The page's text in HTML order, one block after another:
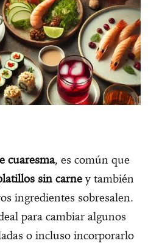
cuaresma, es común que
sin carne y también
ingredientes sobresalen.
para cambiar algunos
o incluso incorporarlo